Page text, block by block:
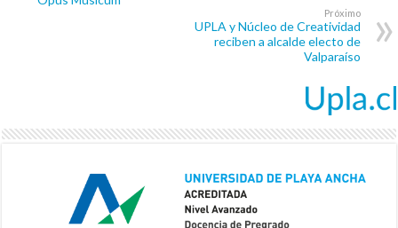
Próximo
UPLA y Núcleo de Creatividad
reciben a alcalde electo de
Valparaíso